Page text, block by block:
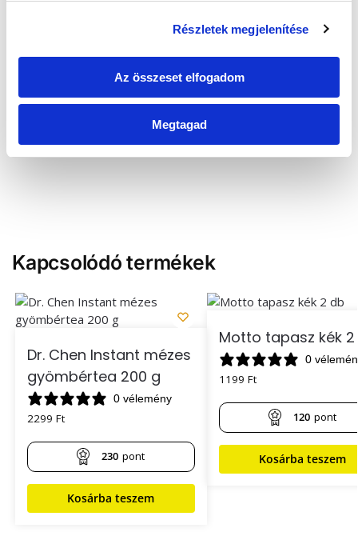
Részletek megjelenítése
Az összeset elfogadom
Megtagad
Kapcsolódó termékek
Dr. Chen Instant mézes
gyömbértea 200 g
0 vélemény
2299 Ft
230 pont
Kosárba teszem
Motto tapasz kék
0
1199 Ft
120 pont
Kosárba teszem